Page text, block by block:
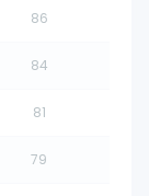
86
84
81
79